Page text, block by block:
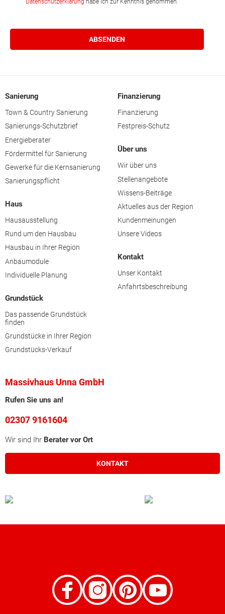
Datenschutzerklärung habe ich zur Kenntnis genommen.
Sanierung
Town & Country Sanierung
Sanierungs-Schutzbrief
Energieberater
Fördermittel für Sanierung
Gewerke für die Kernsanierung
Sanierungspflicht
Haus
Hausausstellung
Rund um den Hausbau
Hausbau in Ihrer Region
Anbaumodule
Individuelle Planung
Grundstück
Das passende Grundstück
finden
Grundstücke in Ihrer Region
Grundstücks-Verkauf
Finanzierung
Finanzierung
Festpreis-Schutz
Über uns
Wir über uns
Stellenangebote
Wissens-Beiträge
Aktuelles aus der Region
Kundenmeinungen
Unsere Videos
Kontakt
Unser Kontakt
Anfahrtsbeschreibung
Massivhaus Unna GmbH
Rufen Sie uns an!
02307 9161604
Wir sind Ihr Berater vor Ort
KONTAKT